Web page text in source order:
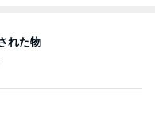
れた物